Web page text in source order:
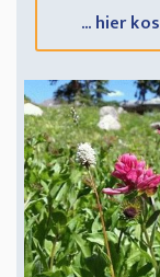
... hier